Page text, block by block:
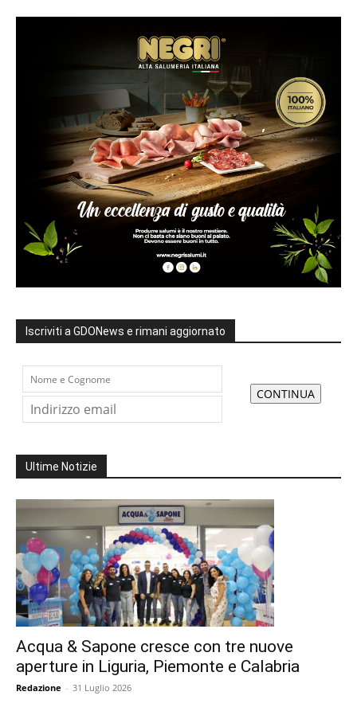
Iscriviti a GDONews e rimani aggiornato
Ultime Notizie
Acqua & Sapone cresce con tre nuove
aperture in Liguria, Piemonte e Calabria
Redazione - 31 Luglio 2026